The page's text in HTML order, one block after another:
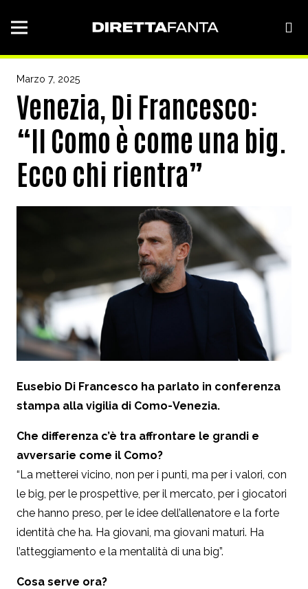
Marzo 7, 2025
Venezia, Di Francesco:
“Il Como è come una big.
Ecco chi rientra”
Eusebio Di Francesco ha parlato in conferenza
stampa alla vigilia di Como-Venezia.
Che differenza c’è tra affrontare le grandi e
avversarie come il Como?
“La metterei vicino, non per i punti, ma per i valori, con
le big, per le prospettive, per il mercato, per i giocatori
che hanno preso, per le idee dell’allenatore e la forte
identità che ha. Ha giovani, ma giovani maturi. Ha
l’atteggiamento e la mentalità di una big”.
Cosa serve ora?